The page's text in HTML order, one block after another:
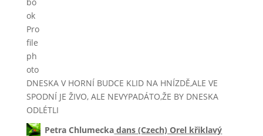
DNESKA V HORNÍ BUDCE KLID NA HNÍZDĚ,ALE VE
SPODNÍ JE ŽIVO, ALE NEVYPADÁTO,ŽE BY DNESKA
ODLÉTLI
Petra Chlumecka dans(Czech) Orel křiklavý